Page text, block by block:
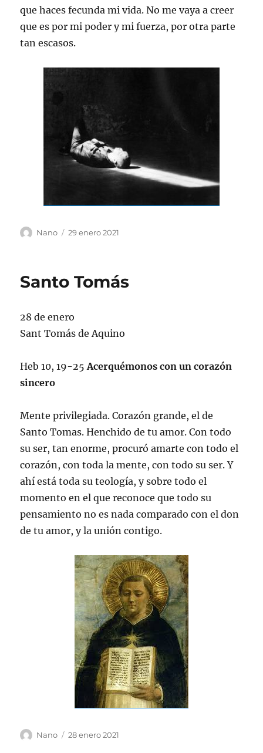
que haces fecunda mi vida. No me vaya a creer
que es por mi poder y mi fuerza, por otra parte
tan escasos.
Autor
Nano
Publicado
29 enero 2021
Santo Tomás
28 de enero
Sant Tomás de Aquino
Heb 10, 19-25Acerquémonos con un corazón
sincero
Mente privilegiada. Corazón grande, el de
Santo Tomas. Henchido de tu amor. Con todo
su ser, tan enorme, procuró amarte con todo el
corazón, con toda la mente, con todo su ser. Y
ahí está toda su teología, y sobre todo el
momento en el que reconoce que todo su
pensamiento no es nada comparado con el don
de tu amor, y la unión contigo.
Autor
Nano
Publicado
28 enero 2021